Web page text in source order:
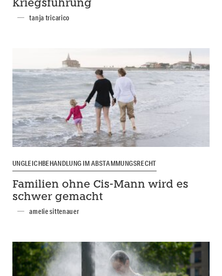
Kriegsführung
tanja tricarico
UNGLEICHBEHANDLUNG IM ABSTAMMUNGSRECHT
Familien ohne Cis-Mann wird es
schwer gemacht
amelie sittenauer